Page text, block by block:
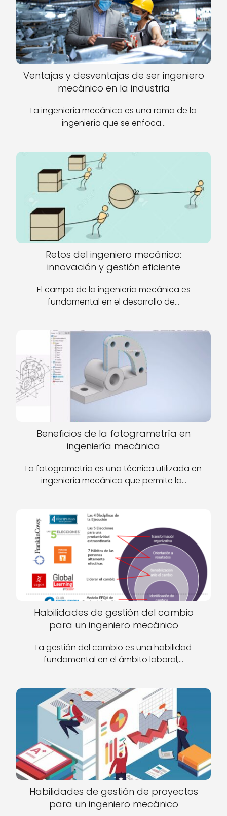
Ventajas y desventajas de ser ingeniero
mecánico en la industria
La ingeniería mecánica es una rama de la
ingeniería que se enfoca…
Retos del ingeniero mecánico:
innovación y gestión eficiente
El campo de la ingeniería mecánica es
fundamental en el desarrollo de…
Beneficios de la fotogrametría en
ingeniería mecánica
La fotogrametría es una técnica utilizada en
ingeniería mecánica que permite la…
Habilidades de gestión del cambio
para un ingeniero mecánico
La gestión del cambio es una habilidad
fundamental en el ámbito laboral,…
Habilidades de gestión de proyectos
para un ingeniero mecánico